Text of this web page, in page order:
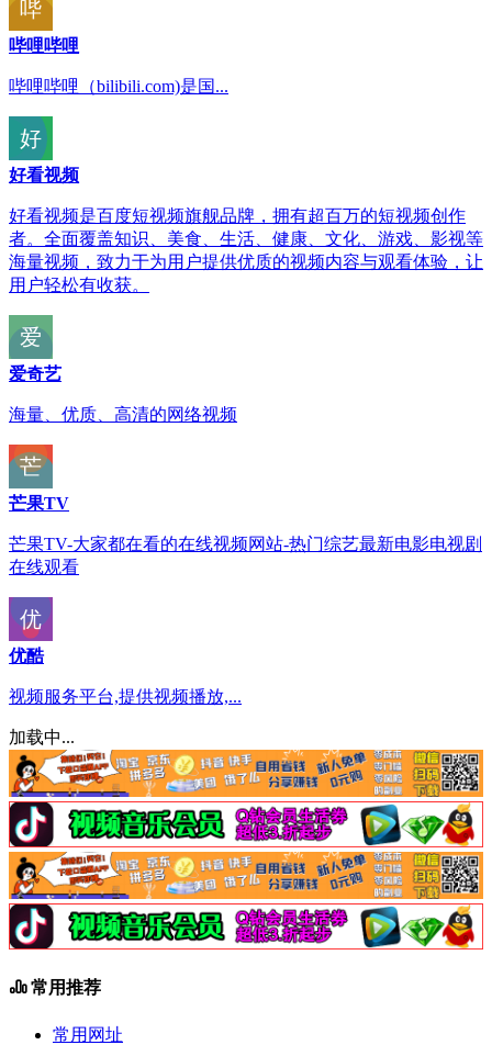
哔哩哔哩
哔哩哔哩（bilibili.com)是国...
好看视频
好看视频是百度短视频旗舰品牌，拥有超百万的短视频创作
者。全面覆盖知识、美食、生活、健康、文化、游戏、影视等
海量视频，致力于为用户提供优质的视频内容与观看体验，让
用户轻松有收获。
爱奇艺
海量、优质、高清的网络视频
芒果TV
芒果TV-大家都在看的在线视频网站-热门综艺最新电影电视剧
在线观看
优酷
视频服务平台,提供视频播放,...
加载中...
常用推荐
常用网址